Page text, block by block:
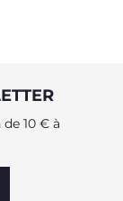
10 € à